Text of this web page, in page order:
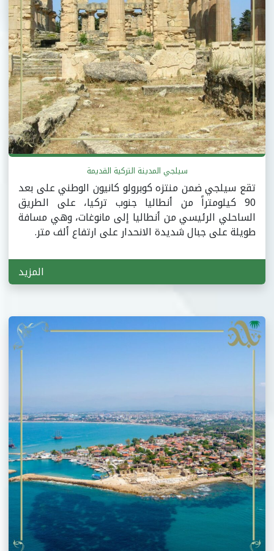
سيلجي المدينة التركية القديمة
تقع سيلجي ضمن منتزه كوبرولو كانيون الوطني على بعد
90 كيلومتراً من أنطاليا جنوب تركيا، على الطريق
الساحلي الرئيسي من أنطاليا إلى مانوغات، وهي مسافة
طويلة على جبال شديدة الانحدار على ارتفاع ألف متر.
المزيد